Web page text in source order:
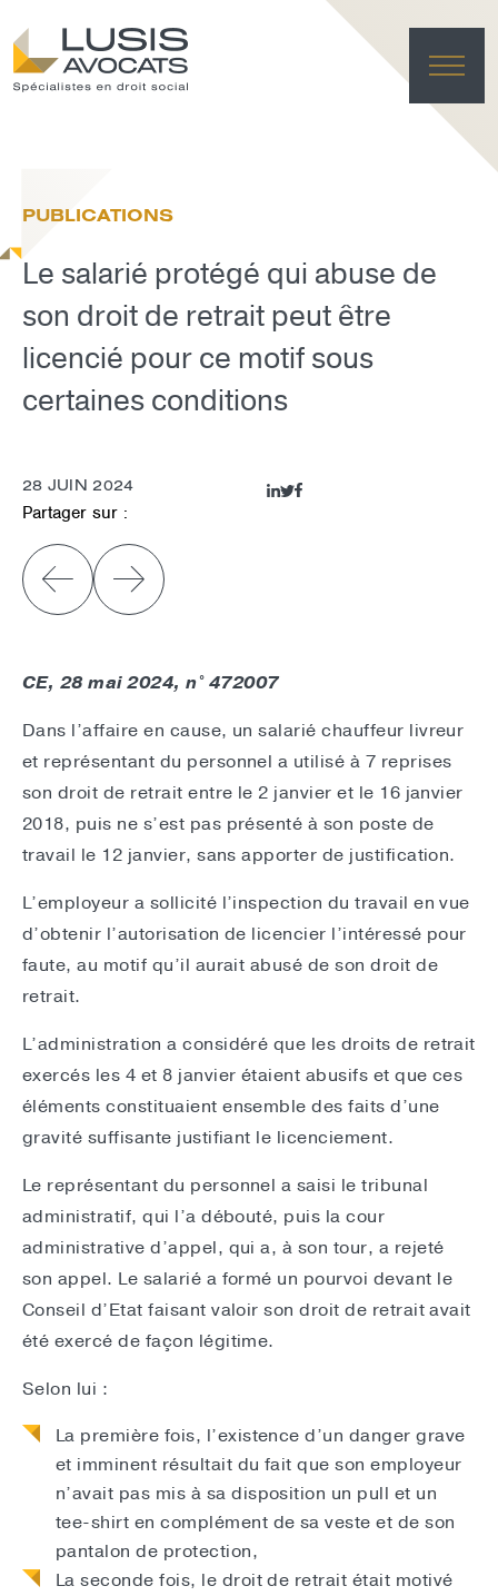
PUBLICATIONS
Le salarié protégé qui abuse de
son droit de retrait peut être
licencié pour ce motif sous
certaines conditions
28 JUIN 2024
Partager sur :
CE, 28 mai 2024, n° 472007
Dans l’affaire en cause, un salarié chauffeur livreur
et représentant du personnel a utilisé à 7 reprises
son droit de retrait entre le 2 janvier et le 16 janvier
2018, puis ne s’est pas présenté à son poste de
travail le 12 janvier, sans apporter de justification.
L’employeur a sollicité l’inspection du travail en vue
d’obtenir l’autorisation de licencier l’intéressé pour
faute, au motif qu’il aurait abusé de son droit de
retrait.
L’administration a considéré que les droits de retrait
exercés les 4 et 8 janvier étaient abusifs et que ces
éléments constituaient ensemble des faits d’une
gravité suffisante justifiant le licenciement.
Le représentant du personnel a saisi le tribunal
administratif, qui l’a débouté, puis la cour
administrative d’appel, qui a, à son tour, a rejeté
son appel. Le salarié a formé un pourvoi devant le
Conseil d’Etat faisant valoir son droit de retrait avait
été exercé de façon légitime.
Selon lui :
La première fois, l’existence d’un danger grave
et imminent résultait du fait que son employeur
n’avait pas mis à sa disposition un pull et un
tee-shirt en complément de sa veste et de son
pantalon de protection,
La seconde fois, le droit de retrait était motivé